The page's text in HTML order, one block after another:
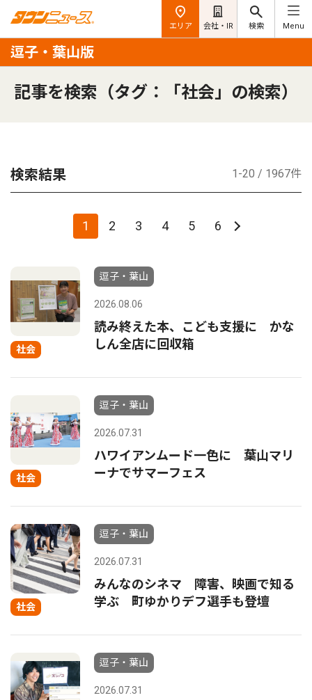
エリア 会社・IR 検索 Menu
逗子・葉山版
記事を検索（タグ：「社会」の検索）
検索結果 1-20 / 1967件
1 2 3 4 5 6
社会
逗子・葉山
2026.08.06
読み終えた本、こども支援に かな
しん全店に回収箱
社会
逗子・葉山
2026.07.31
ハワイアンムード一色に 葉山マリ
ーナでサマーフェス
社会
逗子・葉山
2026.07.31
みんなのシネマ 障害、映画で知る
学ぶ 町ゆかりデフ選手も登壇
逗子・葉山
2026.07.31